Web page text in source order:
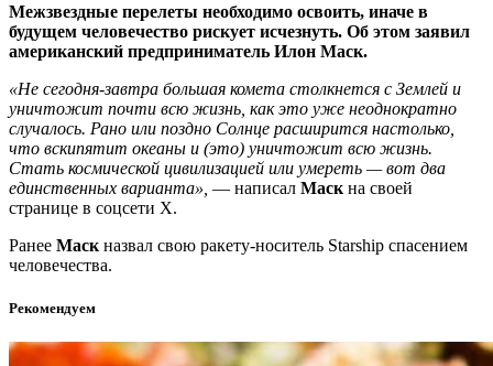
Межзвездные перелеты необходимо освоить, иначе в
будущем человечество рискует исчезнуть. Об этом заявил
американский предприниматель Илон Маск.
«Не сегодня-завтра большая комета столкнется с Землей и
уничтожит почти всю жизнь, как это уже неоднократно
случалось. Рано или поздно Солнце расширится настолько,
что вскипятит океаны и (это) уничтожит всю жизнь.
Стать космической цивилизацией или умереть — вот два
единственных варианта», — написал Маск на своей
странице в соцсети Х.
Ранее Маск назвал свою ракету-носитель Starship спасением
человечества.
Рекомендуем